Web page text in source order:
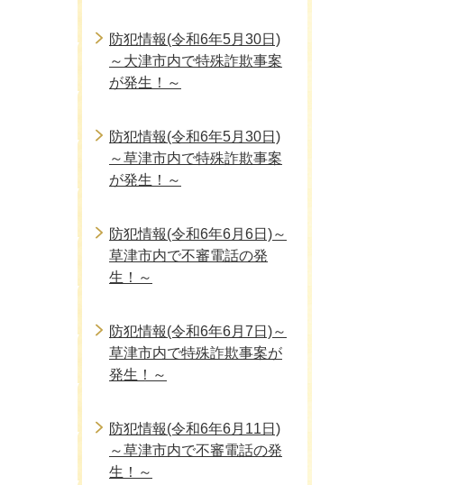
防犯情報(令和6年5月30日)
～大津市内で特殊詐欺事案
が発生！～
防犯情報(令和6年5月30日)
～草津市内で特殊詐欺事案
が発生！～
防犯情報(令和6年6月6日)～
草津市内で不審電話の発
生！～
防犯情報(令和6年6月7日)～
草津市内で特殊詐欺事案が
発生！～
防犯情報(令和6年6月11日)
～草津市内で不審電話の発
生！～